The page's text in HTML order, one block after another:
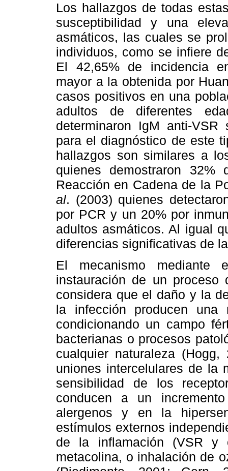
Los hallazgos de todas
susceptibilidad y una
asmáticos, las cuales se
individuos, como se infiere
El 42,65% de incidencia
mayor a la obtenida por
casos positivos en una
adultos de diferentes
determinaron IgM anti-
para el diagnóstico de este
hallazgos son similares a
quienes demostraron
Reacción en Cadena de la
al. (2003) quienes
por PCR y un 20% por
adultos asmáticos. Al igual
diferencias significativas de
El mecanismo
instauración de un
considera que el daño y la
la infección producen una
condicionando un campo
bacterianas o procesos
cualquier naturaleza
uniones intercelulares de la
sensibilidad de los
conducen a un
alergenos y en la
estímulos externos
de la inflamación (VSR y
metacolina, o inhalación de